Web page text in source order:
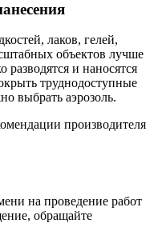
лаков, гелей,
объектов лучше
разводятся и наносятся
труднодоступные
выбрать аэрозоль.
производителя
на проведение работ
обращайте